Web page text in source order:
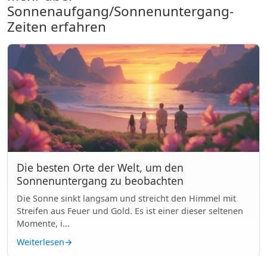
Sonnenaufgang/Sonnenuntergang-
Zeiten erfahren
Die besten Orte der Welt, um den
Sonnenuntergang zu beobachten
Die Sonne sinkt langsam und streicht den Himmel mit
Streifen aus Feuer und Gold. Es ist einer dieser seltenen
Momente, i...
Weiterlesen→